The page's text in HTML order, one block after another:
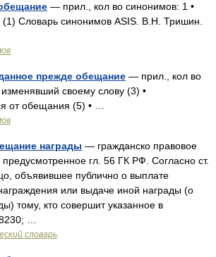
— прил., кол во синонимов: 1 •
Словарь синонимов ASIS. В.Н. Тришин.
прежде обещание — прил., кол во
своему слову (3) •
от обещания (5) • …
награды — гражданско правовое
предусмотренное гл. 56 ГК РФ. Согласно ст.
объявившее публично о выплате
или выдаче иной награды (о
тому, кто совершит указанное в
…
словарь